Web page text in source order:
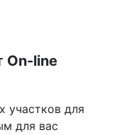
On-line
участков для
для вас